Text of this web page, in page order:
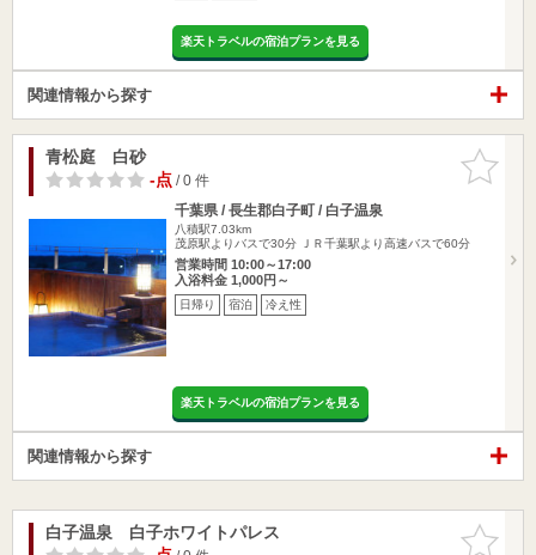
楽天トラベルの宿泊プランを見る
関連情報から探す
お気に入
りに追加
青松庭 白砂
-点/ 0 件
千葉県 / 長生郡白子町 / 白子温泉
八積駅7.03km
茂原駅よりバスで30分 ＪＲ千葉駅より高速バスで60分
営業時間 10:00～17:00
入浴料金 1,000円～
日帰り 宿泊 冷え性
楽天トラベルの宿泊プランを見る
関連情報から探す
お気に入
りに追加
白子温泉 白子ホワイトパレス